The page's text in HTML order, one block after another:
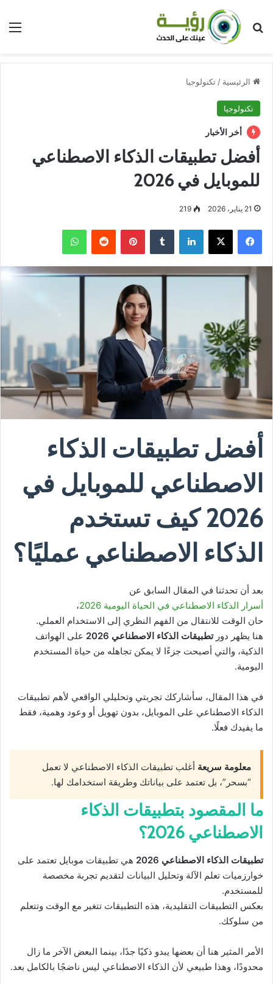
بحث عن
الرئيسية / تكنولوجيا
تكنولوجيا
أخر الأخبار
أفضل تطبيقات الذكاء الاصطناعي
للموبايل في 2026
21 يناير، 2026 219
فيسبوك ‫X لينكدإن بينتيريست واتساب
أفضل تطبيقات الذكاء
الاصطناعي للموبايل في
2026 كيف تستخدم
الذكاء الاصطناعي عمليًا؟
بعد أن تحدثنا في المقال السابق عن
أسرار الذكاء الاصطناعي في الحياة اليومية 2026
،
حان الوقت للانتقال من الفهم النظري إلى الاستخدام العملي.
هنا يظهر دورتطبيقات الذكاء الاصطناعي 2026
على الهواتف
الذكية، والتي أصبحت جزءًا لا يمكن تجاهله من حياة المستخدم
اليومية.
في هذا المقال، سأشاركك تجربتي وتحليلي الواقعي لأهم تطبيقات
الذكاء الاصطناعي على الموبايل، بدون تهويل أو وعود وهمية، فقط
ما يفيدك فعلًا.
معلومة سريعة أغلب تطبيقات الذكاء الاصطناعي لا تعمل
“بسحر”، بل تعتمد على بياناتك وطريقة استخدامك لها.
ما المقصود بتطبيقات الذكاء
الاصطناعي 2026؟
تطبيقات الذكاء الاصطناعي 2026
هي تطبيقات موبايل تعتمد على
خوارزميات تعلم الآلة وتحليل البيانات لتقديم تجربة مخصصة
للمستخدم.
بعكس التطبيقات التقليدية، هذه التطبيقات تتغير مع الوقت وتتعلم
من سلوكك.
الأمر المثير هنا أن بعضها يبدو ذكيًا جدًا، بينما البعض الآخر ما زال
محدودًا، وهذا طبيعي لأن الذكاء الاصطناعي ليس ناضجًا بالكامل بعد.